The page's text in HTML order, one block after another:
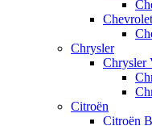
Chrysler
Chrysler
Citroën
Citroën